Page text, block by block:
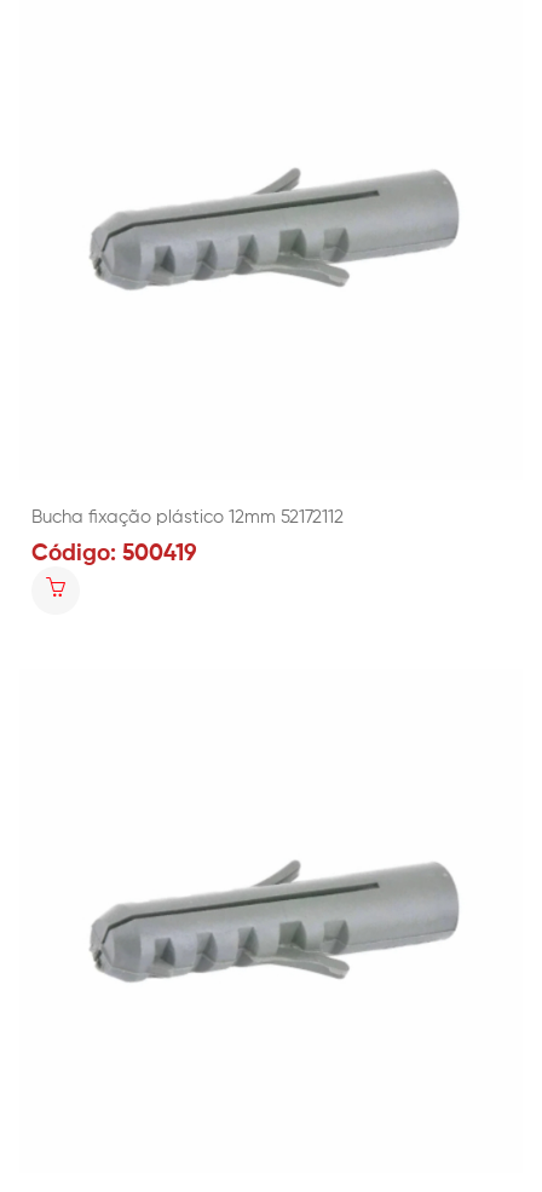
Bucha fixação plástico 12mm 52172112
Código: 500419